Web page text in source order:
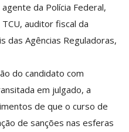
da Polícia Federal,
auditor fiscal da
das Agências Reguladoras,
do candidato com
em julgado, a
de que o curso de
de sanções nas esferas